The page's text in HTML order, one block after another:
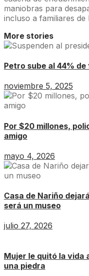
maniobras para
incluso a familiares
More stories
Petro sube al 44%
noviembre 5, 2025
Por $20 millones,
amigo
mayo 4, 2026
Casa de Nariño
será un museo
julio 27, 2026
Mujer le quitó la vida
una piedra